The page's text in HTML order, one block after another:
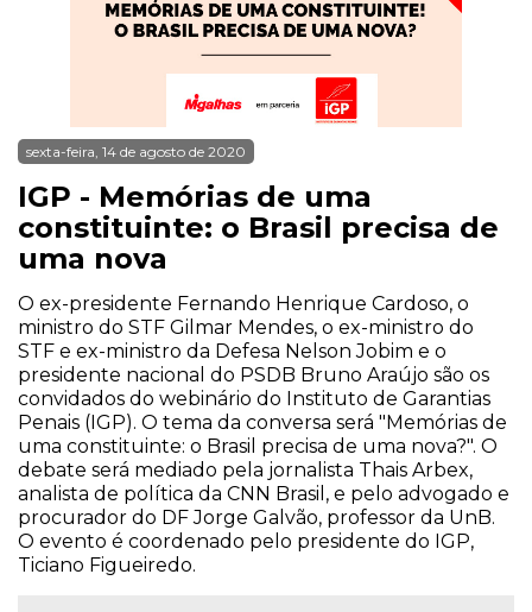
sexta-feira, 14 de agosto de 2020
IGP - Memórias de uma
constituinte: o Brasil precisa de
uma nova
O ex-presidente Fernando Henrique Cardoso, o
ministro do STF Gilmar Mendes, o ex-ministro do
STF e ex-ministro da Defesa Nelson Jobim e o
presidente nacional do PSDB Bruno Araújo são os
convidados do webinário do Instituto de Garantias
Penais (IGP). O tema da conversa será "Memórias de
uma constituinte: o Brasil precisa de uma nova?". O
debate será mediado pela jornalista Thais Arbex,
analista de política da CNN Brasil, e pelo advogado e
procurador do DF Jorge Galvão, professor da UnB.
O evento é coordenado pelo presidente do IGP,
Ticiano Figueiredo.